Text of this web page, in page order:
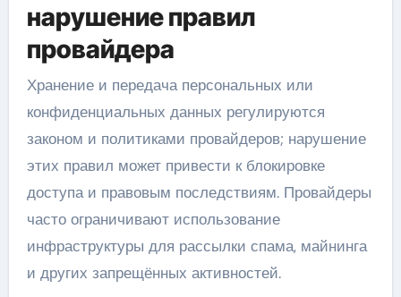
нарушение правил
провайдера
Хранение и передача персональных или
конфиденциальных данных регулируются
законом и политиками провайдеров; нарушение
этих правил может привести к блокировке
доступа и правовым последствиям. Провайдеры
часто ограничивают использование
инфраструктуры для рассылки спама, майнинга
и других запрещённых активностей.